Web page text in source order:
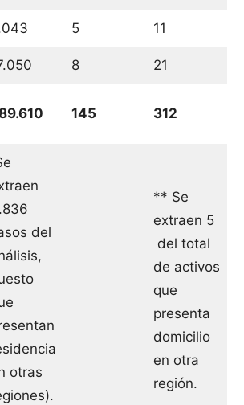
5 11
8 21
145 312
del
otras
** Se
extraen 5
del total
de activos
que
presenta
domicilio
en otra
región.